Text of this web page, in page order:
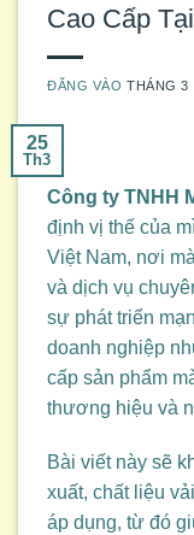
Cao Cấp
ĐĂNG VÀOTHÁNG 3
25
Th3
Công ty TNHH
định vị thế của
Việt Nam, nơi
và dịch vụ
sự phát triển
doanh nghiệp
cấp sản phẩm
thương hiệu và
Bài viết này sẽ
xuất, chất liệu
áp dụng, từ đó